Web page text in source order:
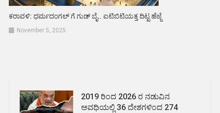
ಕರಾವಳಿ: ಧರ್ಮದಂಗಲ್ ಗೆ ಗುಡ್ ಬೈ.. ಐಟಿಬಿಟಿಯತ್ತ ದಿಟ್ಟ ಹೆಜ್ಜೆ
November 5, 2025
2019 ರಿಂದ 2026 ರ ನಡುವಿನ
ಅವಧಿಯಲ್ಲಿ 36 ದೇಶಗಳಿಂದ 274